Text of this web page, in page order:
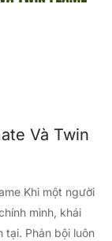
Và Twin
Khi một người
mình, khái
tại. Phản bội luôn